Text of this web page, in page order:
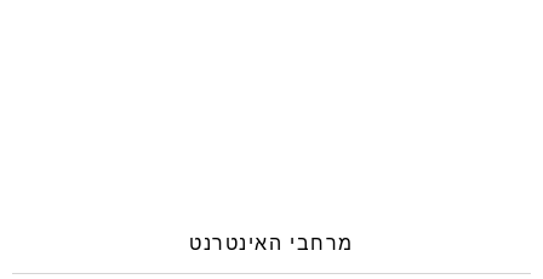
מרחבי האינטרנט